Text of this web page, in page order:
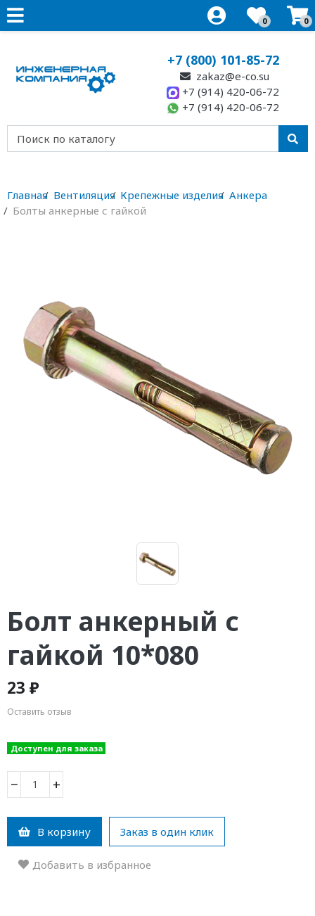
0 0
+7 (800) 101-85-72
zakaz@e-co.su
+7 (914) 420-06-72
+7 (914) 420-06-72
Главная Вентиляция Крепежные изделия Анкера
Болты анкерные с гайкой
Болт анкерный с
гайкой 10*080
23 ₽
Оставить отзыв
Доступен для заказа
− +
В корзину Заказ в один клик
Добавить в избранное